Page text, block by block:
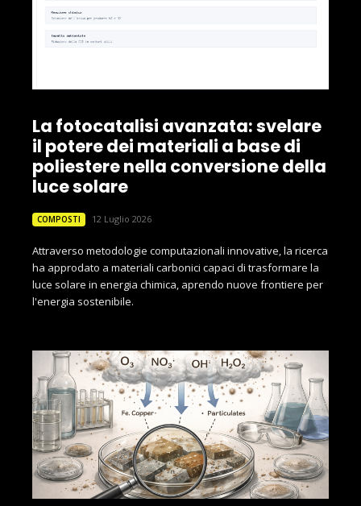
La fotocatalisi avanzata: svelare
il potere dei materiali a base di
poliestere nella conversione della
luce solare
COMPOSTI 12 Luglio 2026
Attraverso metodologie computazionali innovative, la ricerca
ha approdato a materiali carbonici capaci di trasformare la
luce solare in energia chimica, aprendo nuove frontiere per
l'energia sostenibile.